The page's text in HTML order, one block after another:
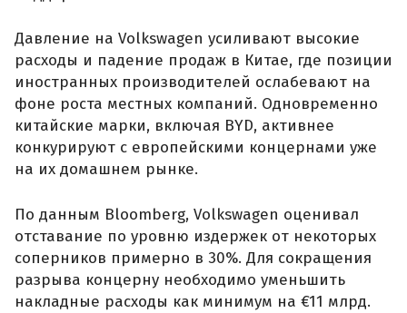
Давление на Volkswagen усиливают высокие
расходы и падение продаж в Китае, где позиции
иностранных производителей ослабевают на
фоне роста местных компаний. Одновременно
китайские марки, включая BYD, активнее
конкурируют с европейскими концернами уже
на их домашнем рынке.
По данным Bloomberg, Volkswagen оценивал
отставание по уровню издержек от некоторых
соперников примерно в 30%. Для сокращения
разрыва концерну необходимо уменьшить
накладные расходы как минимум на €11 млрд.